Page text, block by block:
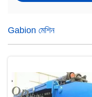
Gabion মেশিন